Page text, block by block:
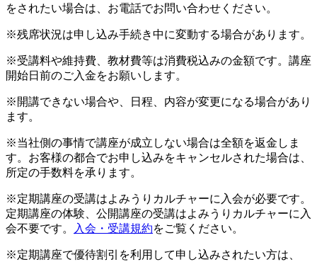
をされたい場合は、お電話でお問い合わせください。
※残席状況は申し込み手続き中に変動する場合があります。
※受講料や維持費、教材費等は消費税込みの金額です。講座
開始日前のご入金をお願いします。
※開講できない場合や、日程、内容が変更になる場合があり
ます。
※当社側の事情で講座が成立しない場合は全額を返金しま
す。お客様の都合でお申し込みをキャンセルされた場合は、
所定の手数料を承ります。
※定期講座の受講はよみうりカルチャーに入会が必要です。
定期講座の体験、公開講座の受講はよみうりカルチャーに入
会不要です。
入会・受講規約をご覧ください。
※定期講座で優待割引を利用して申し込みされたい方は、